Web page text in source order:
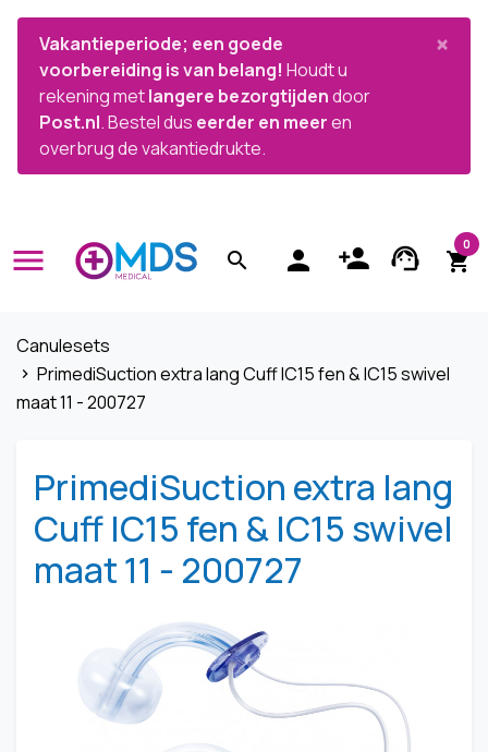
×
Vakantieperiode; een goede
voorbereiding is van belang! Houdt u
rekening metlangere bezorgtijdendoor
Post.nl. Bestel dus eerder en meeren
overbrug de vakantiedrukte.
menu search person person_add support_agent shopping_cart
0
Canulesets
navigate_next PrimediSuction extra lang Cuff IC15 fen & IC15 swivel
maat 11 - 200727
PrimediSuction extra lang
Cuff IC15 fen & IC15 swivel
maat 11 - 200727

